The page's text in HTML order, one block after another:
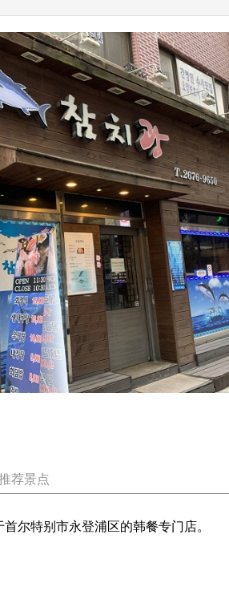
荐景点
尔特别市永登浦区的韩餐专门店。